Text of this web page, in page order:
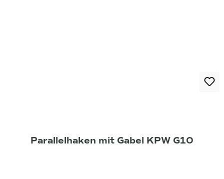
Parallelhaken mit Gabel KPW G10